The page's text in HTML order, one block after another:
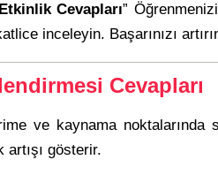
Cevapları”
inceleyin. Başarınızı
Cevapları
ve kaynama noktalarında
artışı gösterir.